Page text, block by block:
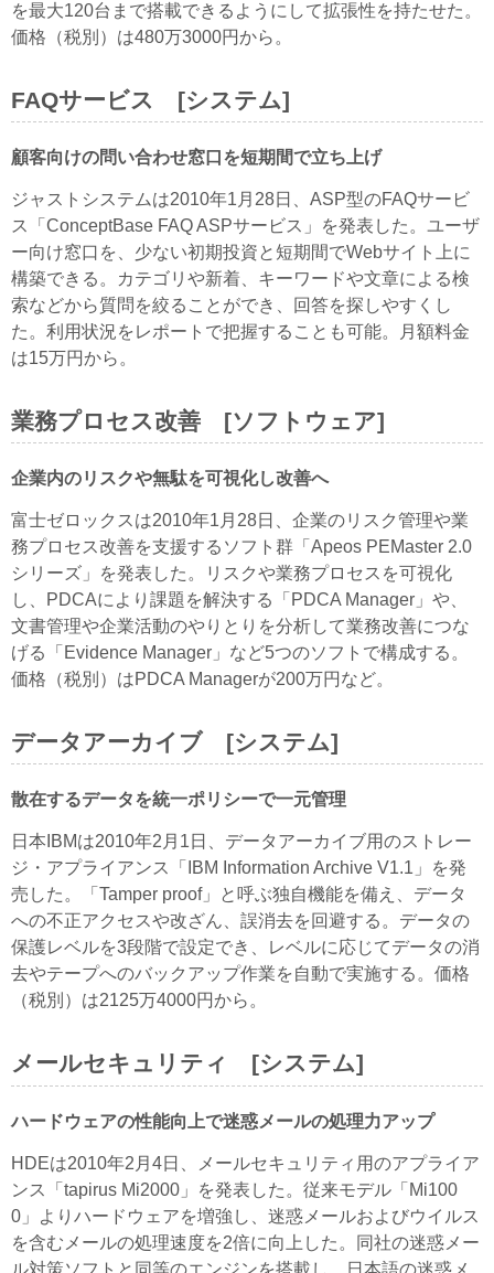
を最大120台まで搭載できるようにして拡張性を持たせた。
価格（税別）は480万3000円から。
FAQサービス [システム]
顧客向けの問い合わせ窓口を短期間で立ち上げ
ジャストシステムは2010年1月28日、ASP型のFAQサービ
ス「ConceptBase FAQ ASPサービス」を発表した。ユーザ
ー向け窓口を、少ない初期投資と短期間でWebサイト上に
構築できる。カテゴリや新着、キーワードや文章による検
索などから質問を絞ることができ、回答を探しやすくし
た。利用状況をレポートで把握することも可能。月額料金
は15万円から。
業務プロセス改善 [ソフトウェア]
企業内のリスクや無駄を可視化し改善へ
富士ゼロックスは2010年1月28日、企業のリスク管理や業
務プロセス改善を支援するソフト群「Apeos PEMaster 2.0
シリーズ」を発表した。リスクや業務プロセスを可視化
し、PDCAにより課題を解決する「PDCA Manager」や、
文書管理や企業活動のやりとりを分析して業務改善につな
げる「Evidence Manager」など5つのソフトで構成する。
価格（税別）はPDCA Managerが200万円など。
データアーカイブ [システム]
散在するデータを統一ポリシーで一元管理
日本IBMは2010年2月1日、データアーカイブ用のストレー
ジ・アプライアンス「IBM Information Archive V1.1」を発
売した。「Tamper proof」と呼ぶ独自機能を備え、データ
への不正アクセスや改ざん、誤消去を回避する。データの
保護レベルを3段階で設定でき、レベルに応じてデータの消
去やテープへのバックアップ作業を自動で実施する。価格
（税別）は2125万4000円から。
メールセキュリティ [システム]
ハードウェアの性能向上で迷惑メールの処理力アップ
HDEは2010年2月4日、メールセキュリティ用のアプライア
ンス「tapirus Mi2000」を発表した。従来モデル「Mi100
0」よりハードウェアを増強し、迷惑メールおよびウイルス
を含むメールの処理速度を2倍に向上した。同社の迷惑メー
ル対策ソフトと同等のエンジンを搭載し、日本語の迷惑メ